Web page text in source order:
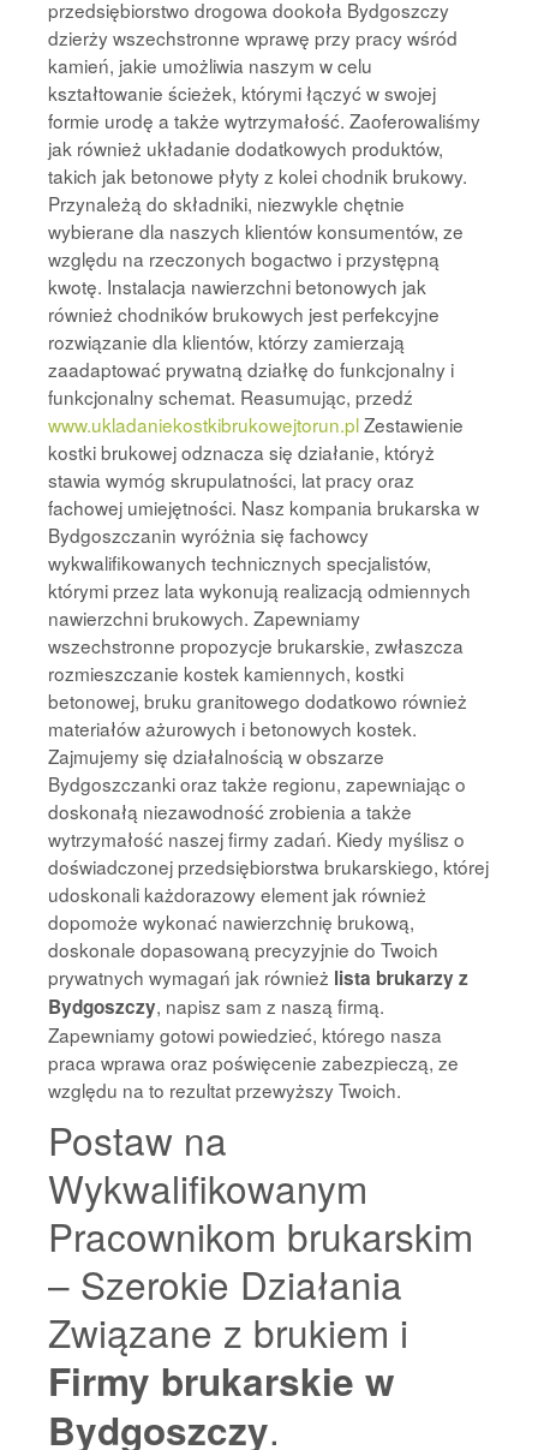
przedsiębiorstwo drogowa dookoła Bydgoszczy
dzierży wszechstronne wprawę przy pracy wśród
kamień, jakie umożliwia naszym w celu
kształtowanie ścieżek, którymi łączyć w swojej
formie urodę a także wytrzymałość. Zaoferowaliśmy
jak również układanie dodatkowych produktów,
takich jak betonowe płyty z kolei chodnik brukowy.
Przynależą do składniki, niezwykle chętnie
wybierane dla naszych klientów konsumentów, ze
względu na rzeczonych bogactwo i przystępną
kwotę. Instalacja nawierzchni betonowych jak
również chodników brukowych jest perfekcyjne
rozwiązanie dla klientów, którzy zamierzają
zaadaptować prywatną działkę do funkcjonalny i
funkcjonalny schemat. Reasumując, przedź
www.ukladaniekostkibrukowejtorun.plZestawienie
kostki brukowej odznacza się działanie, któryż
stawia wymóg skrupulatności, lat pracy oraz
fachowej umiejętności. Nasz kompania brukarska w
Bydgoszczanin wyróżnia się fachowcy
wykwalifikowanych technicznych specjalistów,
którymi przez lata wykonują realizacją odmiennych
nawierzchni brukowych. Zapewniamy
wszechstronne propozycje brukarskie, zwłaszcza
rozmieszczanie kostek kamiennych, kostki
betonowej, bruku granitowego dodatkowo również
materiałów ażurowych i betonowych kostek.
Zajmujemy się działalnością w obszarze
Bydgoszczanki oraz także regionu, zapewniając o
doskonałą niezawodność zrobienia a także
wytrzymałość naszej firmy zadań. Kiedy myślisz o
doświadczonej przedsiębiorstwa brukarskiego, której
udoskonali każdorazowy element jak również
dopomoże wykonać nawierzchnię brukową,
doskonale dopasowaną precyzyjnie do Twoich
prywatnych wymagań jak również lista brukarzy z
Bydgoszczy, napisz sam z naszą firmą.
Zapewniamy gotowi powiedzieć, którego nasza
praca wprawa oraz poświęcenie zabezpieczą, ze
względu na to rezultat przewyższy Twoich.
Postaw na
Wykwalifikowanym
Pracownikom brukarskim
– Szerokie Działania
Związane z brukiem i
Firmy brukarskie w
Bydgoszczy.